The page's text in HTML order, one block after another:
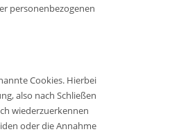
personenbezogenen
Cookies. Hierbei
also nach Schließen
wiederzuerkennen
oder die Annahme